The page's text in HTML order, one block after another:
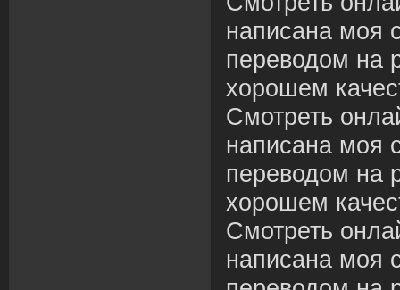
написана моя
переводом на
хорошем
Смотреть
написана моя
переводом на
хорошем
Смотреть
написана моя